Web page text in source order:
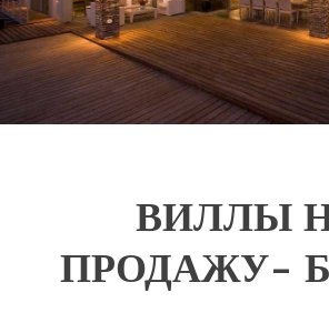
ВИЛЛЫ
ПРОДАЖУ-